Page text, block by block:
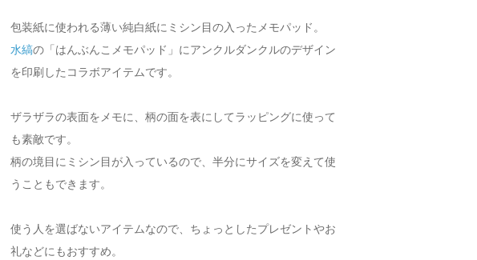
包装紙に使われる薄い純白紙にミシン目の入ったメモパッド。
水縞の「はんぶんこメモパッド」にアンクルダンクルのデザイン
を印刷したコラボアイテムです。
ザラザラの表面をメモに、柄の面を表にしてラッピングに使って
も素敵です。
柄の境目にミシン目が入っているので、半分にサイズを変えて使
うこともできます。
使う人を選ばないアイテムなので、ちょっとしたプレゼントやお
礼などにもおすすめ。